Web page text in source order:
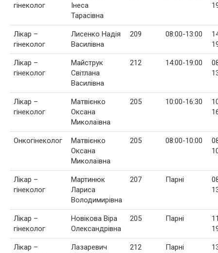
гінеколог
Інеса
Тарасівна
Лікар –
гінеколог
Лисенко Надія
Василівна
209 08:00-13:00
Лікар –
гінеколог
Майструк
Світлана
Василівна
212 14:00-19:00
Лікар –
гінеколог
Матвієнко
Оксана
Миколаївна
205 10:00-16:30
Онкогінеколог
Матвієнко
Оксана
Миколаївна
205 08:00-10:00
Лікар –
гінеколог
Мартинюк
Лариса
Володимирівна
207 Парні
Лікар –
гінеколог
Новікова Віра
Олександрівна
205 Парні
Лікар –
Лазаревич
212 Парні